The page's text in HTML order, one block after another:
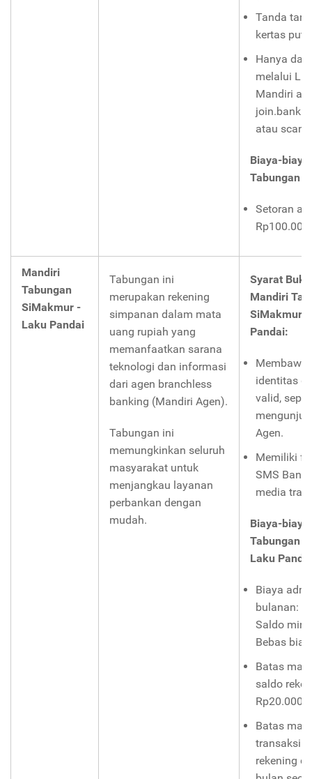
Tanda
kertas
Hanya
melalui
Mandiri
atau scan
Biaya-
Tabungan
Setoran
Mandiri
Tabungan
SiMakmur -
Laku Pandai
Tabungan ini
merupakan rekening
simpanan dalam mata
uang rupiah yang
memanfaatkan sarana
teknologi dan informasi
dari agen branchless
banking (Mandiri Agen).
Tabungan ini
memungkinkan seluruh
masyarakat untuk
menjangkau layanan
perbankan dengan
mudah.
Syarat
Mandiri
SiMakmur -
Pandai:
Membawa
identitas
valid,
Agen.
Memiliki
SMS
media
Biaya-
Tabungan
Laku
Biaya
bulanan:
Saldo
Bebas
Batas
saldo
Batas
transaksi
rekening